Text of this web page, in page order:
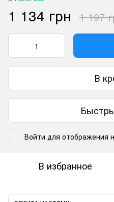
1 134 грн 1 197
В
Войти для отображения
В избранное